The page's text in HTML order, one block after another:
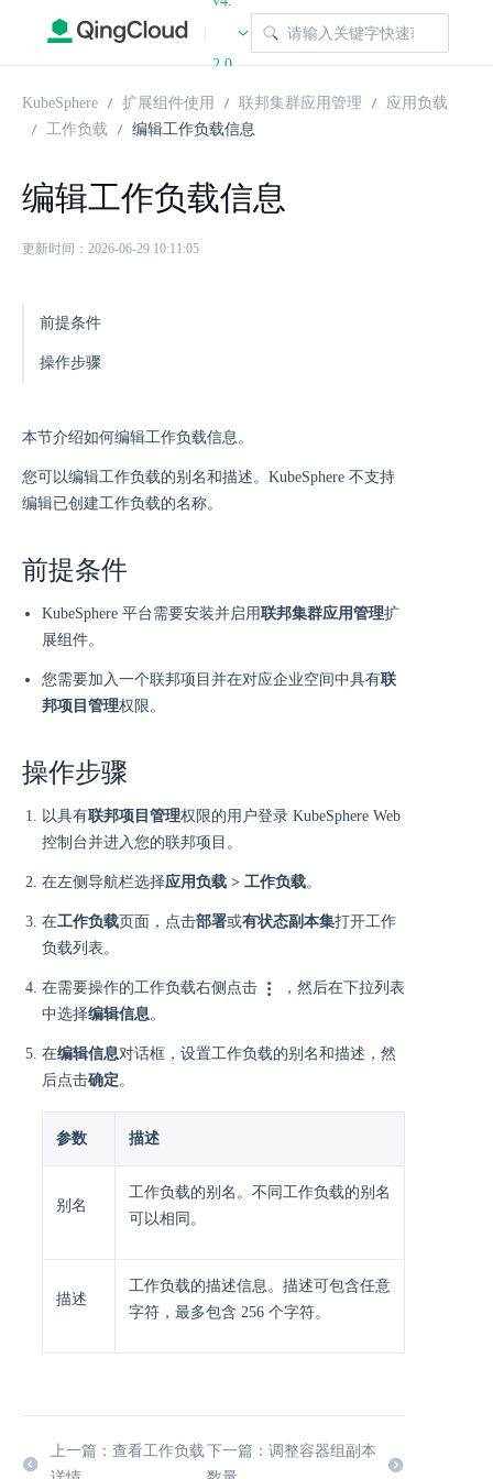
|
2.0
KubeSphere 扩展组件使用 联邦集群应用管理
应用负载
工作负载
编辑工作负载信息
编辑工作负载信息
更新时间：2026-06-29 10:11:05
前提条件
操作步骤
本节介绍如何编辑工作负载信息。
您可以编辑工作负载的别名和描述。KubeSphere 不支持
编辑已创建工作负载的名称。
前提条件
KubeSphere 平台需要安装并启用联邦集群应用管理扩
展组件。
您需要加入一个联邦项目并在对应企业空间中具有联
邦项目管理权限。
操作步骤
以具有联邦项目管理权限的用户登录 KubeSphere Web
控制台并进入您的联邦项目。
在左侧导航栏选择应用负载 > 工作负载。
在工作负载页面，点击部署或有状态副本集打开工作
负载列表。
在需要操作的工作负载右侧点击
，然后在下拉列表
中选择编辑信息。
在编辑信息对话框，设置工作负载的别名和描述，然
后点击确定。
参数 描述
别名
工作负载的别名。不同工作负载的别名
可以相同。
描述
工作负载的描述信息。描述可包含任意
字符，最多包含 256 个字符。
上一篇：查看工作负载下一篇：调整容器组副本